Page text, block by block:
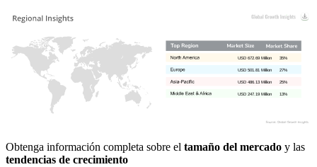
13%
USD 247.19 Million
25%
USD 486.13 Million
27%
USD 501.81 Million
35%
USD 672.69 Million
Obtenga información completa sobre el tamaño del mercado y las
tendencias de crecimiento